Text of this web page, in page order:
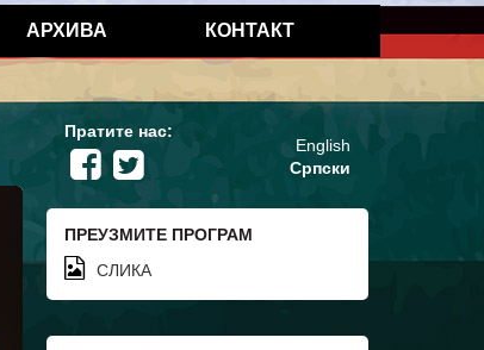
АРХИВА КОНТАКТ
English
Српски
Пратите нас:
ПРЕУЗМИТЕ ПРОГРАМ
СЛИКА